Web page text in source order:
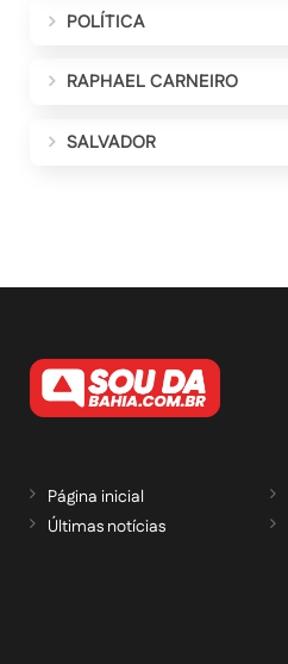
POLÍTICA
RAPHAEL CARNEIRO
SALVADOR
Página inicial
Últimas notícias